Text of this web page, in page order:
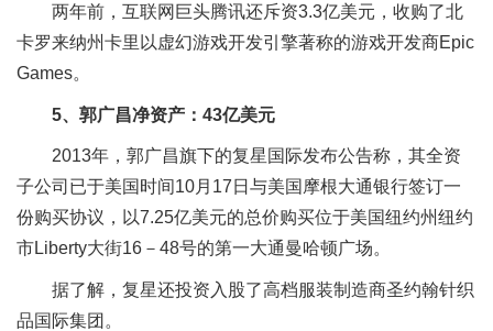
两年前，互联网巨头腾讯还斥资3.3亿美元，收购了北
卡罗来纳州卡里以虚幻游戏开发引擎著称的游戏开发商Epic
Games。
5、郭广昌净资产：43亿美元
2013年，郭广昌旗下的复星国际发布公告称，其全资
子公司已于美国时间10月17日与美国摩根大通银行签订一
份购买协议，以7.25亿美元的总价购买位于美国纽约州纽约
市Liberty大街16－48号的第一大通曼哈顿广场。
据了解，复星还投资入股了高档服装制造商圣约翰针织
品国际集团。